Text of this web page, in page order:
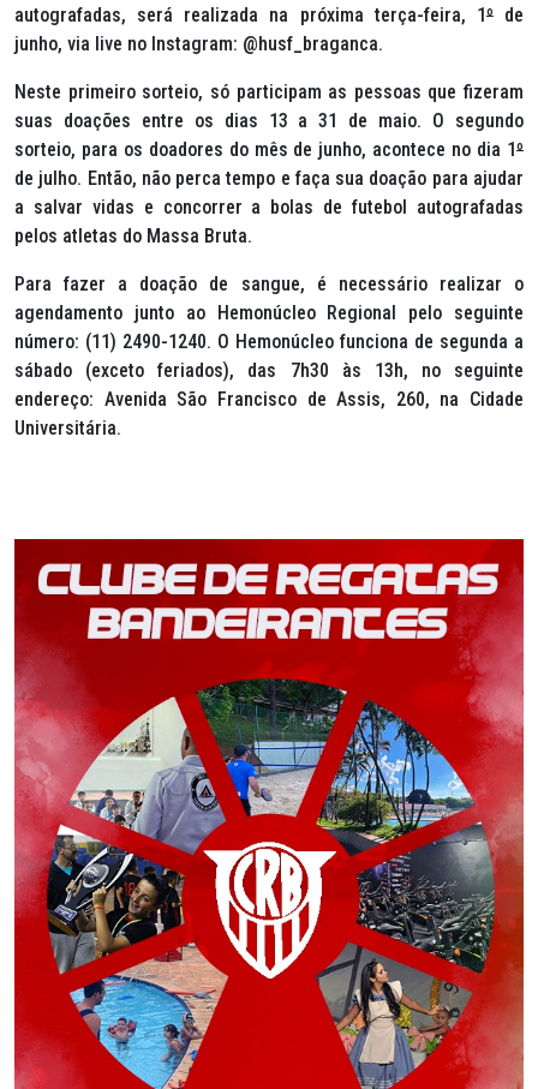
autografadas, será realizada na próxima terça-feira, 1ºde
junho, via live no Instagram: @husf_braganca.
Neste primeiro sorteio, só participam as pessoas que fizeram
suas doações entre os dias 13 a 31 de maio. O segundo
sorteio, para os doadores do mês de junho, acontece no dia 1º
de julho. Então, não perca tempo e faça sua doação para ajudar
a salvar vidas e concorrer a bolas de futebol autografadas
pelos atletas do Massa Bruta.
Para fazer a doação de sangue, é necessário realizar o
agendamento junto ao Hemonúcleo Regional pelo seguinte
número: (11) 2490-1240. O Hemonúcleo funciona de segunda a
sábado (exceto feriados), das 7h30 às 13h, no seguinte
endereço: Avenida São Francisco de Assis, 260, na Cidade
Universitária.